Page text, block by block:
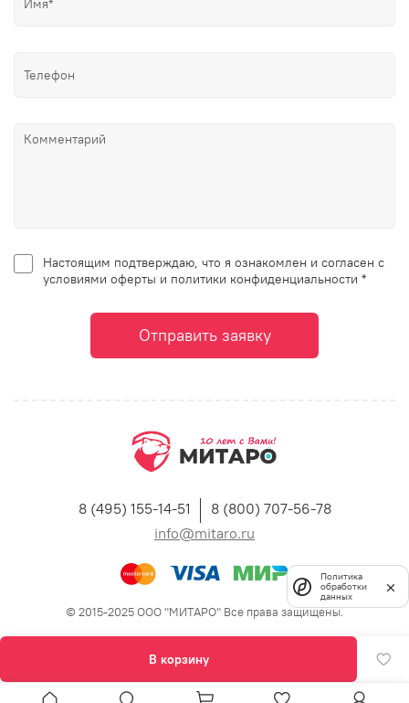
В корзину
Настоящим подтверждаю, что я ознакомлен и согласен с
условиями оферты и политики конфиденциальности *
Отправить заявку
8 (495) 155-14-51
8 (800) 707-56-78
info@mitaro.ru
© 2015-2025 ООО "МИТАРО" Все права защищены.
Политика
обработки
данных